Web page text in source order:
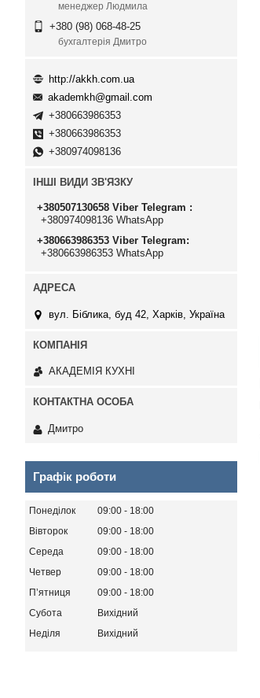
менеджер Людмила
+380 (98) 068-48-25
бухгалтерія Дмитро
http://akkh.com.ua
akademkh@gmail.com
+380663986353
+380663986353
+380974098136
ІНШІ ВИДИ ЗВ'ЯЗКУ
+380507130658 Viber Telegram
+380974098136 WhatsApp
+380663986353 Viber Telegram
+380663986353 WhatsApp
вул. Біблика, буд 42, Харків, Україна
АКАДЕМІЯ КУХНІ
Дмитро
Графік роботи
Понеділок 09:00
18:00
Вівторок
09:00
18:00
Середа
09:00
18:00
Четвер
09:00
18:00
Пʼятниця
09:00
18:00
Субота
Вихідний
Неділя
Вихідний